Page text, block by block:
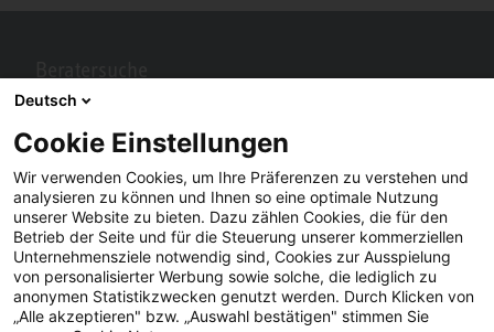
Berater in Ihrer Nähe gesucht? Mit STIEBEL ELTRON kein Problem.
Facebook YouTube LinkedIn
Deutsch
Cookie Einstellungen
Wir verwenden Cookies, um Ihre Präferenzen zu verstehen und
analysieren zu können und Ihnen so eine optimale Nutzung
unserer Website zu bieten. Dazu zählen Cookies, die für den
Betrieb der Seite und für die Steuerung unserer kommerziellen
Unternehmensziele notwendig sind, Cookies zur Ausspielung
von personalisierter Werbung sowie solche, die lediglich zu
anonymen Statistikzwecken genutzt werden. Durch Klicken von
„Alle akzeptieren" bzw. „Auswahl bestätigen" stimmen Sie